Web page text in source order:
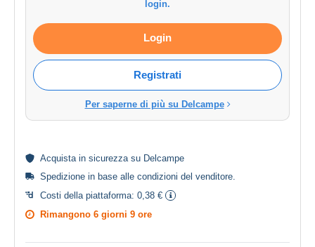
login.
Login
Registrati
Per saperne di più su Delcampe
Acquista in sicurezza su Delcampe
Spedizione in base alle condizioni del venditore
Costi della piattaforma: 0,38 €
Rimangono 6 giorni 9 ore